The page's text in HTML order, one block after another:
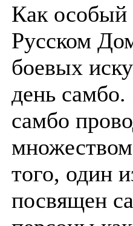
Как особый
Русском
боевых
день
самбо
того, один
посвящен